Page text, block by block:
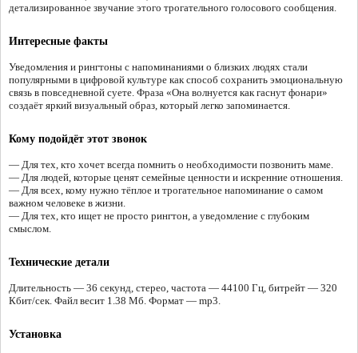
детализированное звучание этого трогательного голосового сообщения.
Интересные факты
Уведомления и рингтоны с напоминаниями о близких людях стали
популярными в цифровой культуре как способ сохранить эмоциональную
связь в повседневной суете. Фраза «Она волнуется как гаснут фонари»
создаёт яркий визуальный образ, который легко запоминается.
Кому подойдёт этот звонок
— Для тех, кто хочет всегда помнить о необходимости позвонить маме.
— Для людей, которые ценят семейные ценности и искренние отношения.
— Для всех, кому нужно тёплое и трогательное напоминание о самом
важном человеке в жизни.
— Для тех, кто ищет не просто рингтон, а уведомление с глубоким
смыслом.
Технические детали
Длительность — 36 секунд, стерео, частота — 44100 Гц, битрейт — 320
Кбит/сек. Файл весит 1.38 Мб. Формат — mp3.
Установка